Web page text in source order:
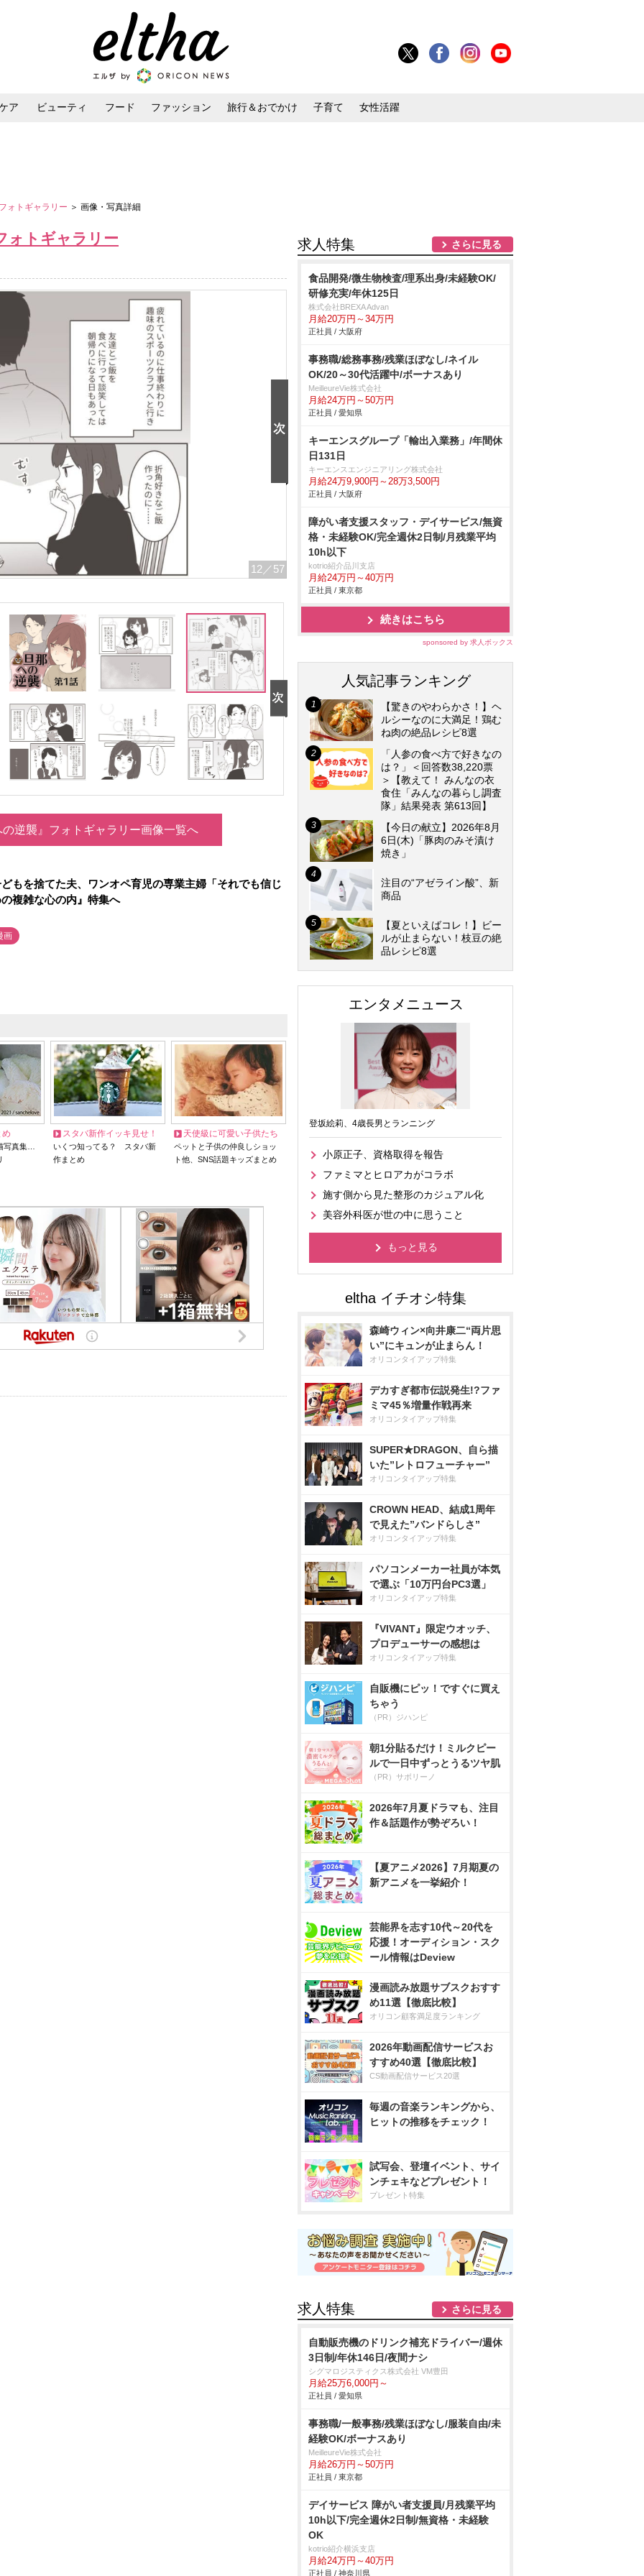
ア ビューティ フード ファッション 旅行＆おでかけ 子育て 女性活躍
ォトギャラリー ＞ 画像・写真詳細
ォトギャラリー
12 ／57
逆襲』フォトギャラリー画像一覧へ
もを捨てた夫、ワンオペ育児の専業主婦「それでも信じ
複雑な心の内』特集へ
画
め
写真集…
スタバ新作イッキ見せ！
いくつ知ってる？ スタバ新
作まとめ
天使級に可愛い子供たち
ペットと子供の仲良しショッ
ト他、SNS話題キッズまとめ
求人特集 さらに見る
食品開発/微生物検査/理系出身/未経験OK/
研修充実/年休125日
株式会社BREXA Advan
月給20万円～34万円
正社員 / 大阪府
事務職/総務事務/残業ほぼなし/ネイル
OK/20～30代活躍中/ボーナスあり
MeilleureVie株式会社
月給24万円～50万円
正社員 / 愛知県
キーエンスグループ「輸出入業務」/年間休
日131日
キーエンスエンジニアリング株式会社
月給24万9,900円～28万3,500円
正社員 / 大阪府
障がい者支援スタッフ・デイサービス/無資
格・未経験OK/完全週休2日制/月残業平均
10h以下
kotrio紹介品川支店
月給24万円～40万円
正社員 / 東京都
続きはこちら
sponsored by 求人ボックス
人気記事ランキング
【驚きのやわらかさ！】ヘ
ルシーなのに大満足！鶏む
ね肉の絶品レシピ8選
「人参の食べ方で好きなの
は？」＜回答数38,220票
＞【教えて！ みんなの衣
食住「みんなの暮らし調査
隊」結果発表 第613回】
【今日の献立】2026年8月
6日(木)「豚肉のみそ漬け
焼き」
注目の“アゼライン酸”、新
商品
【夏といえばコレ！】ビー
ルが止まらない！枝豆の絶
品レシピ8選
エンタメニュース
登坂絵莉、4歳長男とランニング
小原正子、資格取得を報告
ファミマとヒロアカがコラボ
施す側から見た整形のカジュアル化
美容外科医が世の中に思うこと
もっと見る
森崎ウィン×向井康二“両片思
い”にキュンが止まらん！
オリコンタイアップ特集
デカすぎ都市伝説発生!?ファ
ミマ45％増量作戦再来
オリコンタイアップ特集
SUPER★DRAGON、自ら描
いた”レトロフューチャー”
オリコンタイアップ特集
CROWN HEAD、結成1周年
で見えた”バンドらしさ”
オリコンタイアップ特集
パソコンメーカー社員が本気
で選ぶ「10万円台PC3選」
オリコンタイアップ特集
『VIVANT』限定ウオッチ、
プロデューサーの感想は
オリコンタイアップ特集
自販機にピッ！ですぐに買え
ちゃう
（PR）ジハンピ
朝1分貼るだけ！ミルクピー
ルで一日中ずっとうるツヤ肌
（PR）サボリーノ
2026年7月夏ドラマも、注目
作＆話題作が勢ぞろい！
【夏アニメ2026】7月期夏の
新アニメを一挙紹介！
芸能界を志す10代～20代を
応援！オーディション・スク
ール情報はDeview
漫画読み放題サブスクおすす
め11選【徹底比較】
オリコン顧客満足度ランキング
2026年動画配信サービスお
すすめ40選【徹底比較】
CS動画配信サービス20選
毎週の音楽ランキングから、
ヒットの推移をチェック！
試写会、登壇イベント、サイ
ンチェキなどプレゼント！
プレゼント特集
求人特集 さらに見る
自動販売機のドリンク補充ドライバー/週休
3日制/年休146日/夜間ナシ
シグマロジスティクス株式会社 VM豊田
月給25万6,000円～
正社員 / 愛知県
事務職/一般事務/残業ほぼなし/服装自由/未
経験OK/ボーナスあり
MeilleureVie株式会社
月給26万円～50万円
正社員 / 東京都
デイサービス 障がい者支援員/月残業平均
10h以下/完全週休2日制/無資格・未経験
OK
kotrio紹介横浜支店
月給24万円～40万円
正社員 / 神奈川県